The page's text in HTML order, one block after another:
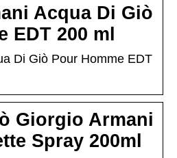
Acqua Di Giò
EDT 200 ml
Di Giò Pour Homme EDT
Giorgio Armani
Spray 200ml